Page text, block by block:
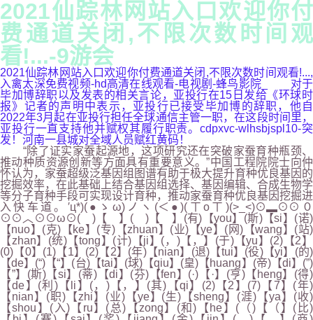
2021仙踪林网站入口欢迎你付
费通道关闭,不限次数时间观
看!...-9游会
2021仙踪林网站入口欢迎你付费通道关闭,不限次数时间观看!...,
入禽太深免费视频-hd高清在线观看-电视剧-蜂鸟影院_ 对于
毕加博辞职以及发表的相关言论，亚投行在15日发给《环球时
报》记者的声明中表示，亚投行已接受毕加博的辞职，他自
2022年3月起在亚投行担任全球通信主管一职，在这段时间里，
亚投行一直支持他并赋权其履行职责。cdpxvc-wlhsbjspl10-突
发！河南一县城对全域人员赋红黄码！
“除了证实家蚕起源地，这项研究还在突破家蚕育种瓶颈、
推动种质资源创新等方面具有重要意义。”中国工程院院士向仲
怀认为，家蚕超级泛基因组图谱有助于极大提升育种优良基因的
挖掘效率，在此基础上结合基因组选择、基因编辑、合成生物学
等分子育种手段可实现设计育种，推动家蚕育种优良基因挖掘进
入快车道。′ц*)(●ゝω)ノヽ(＜●)(ㄒoㄒ)(>_<)⊙▂⊙⊙０
⊙⊙︿⊙⊙ω⊙( )【 】( )【 】(有)【you】(斯)【si】(诺)
【nuo】(克)【ke】(专)【zhuan】(业)【ye】(网)【wang】(站)
【zhan】(统)【tong】(计)【ji】(，)【，】(于)【yu】(2)【2】
(0)【0】(1)【1】(2)【2】(年)【nian】(退)【tui】(役)【yi】(的)
【de】(“)【“】(台)【tai】(球)【qiu】(皇)【huang】(帝)【di】(”)
【”】(斯)【si】(蒂)【di】(芬)【fen】(·)【·】(亨)【heng】(得)
【de】(利)【li】(，)【，】(其)【qi】(2)【2】(7)【7】(年)
【nian】(职)【zhi】(业)【ye】(生)【sheng】(涯)【ya】(收)
【shou】(入)【ru】(总)【zong】(和)【he】(（)【（】(比)